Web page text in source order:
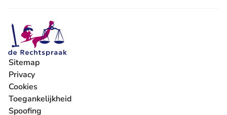
Sitemap
Privacy
Cookies
Toegankelijkheid
Spoofing